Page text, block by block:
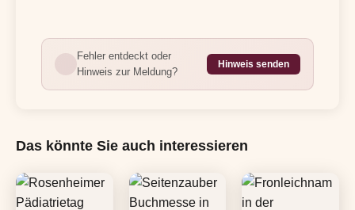
Fehler entdeckt oder
Hinweis zur Meldung?
Hinweis senden
Das könnte Sie auch interessieren